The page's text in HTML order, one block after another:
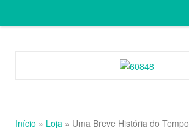
Início » Loja » Uma Breve História do Tempo